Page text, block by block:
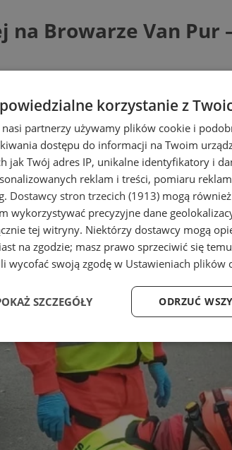
na Browarze Van
korzystanie z
partnerzy używamy plików cookie i
dostępu do informacji na Twoim
jak Twój adres IP, unikalne identyfikatory i
reklam i treści, pomiaru
Dostawcy stron trzecich (1913) mogą
wykorzystywać precyzyjne dane
tej witryny. Niektórzy dostawcy mogą
na zgodzie; masz prawo sprzeciwić się
wycofać swoją zgodę w Ustawieniach plików
ODRZUĆ
SZCZEGÓŁY
Wydajność
Niezbędne Wydajność Targetowanie